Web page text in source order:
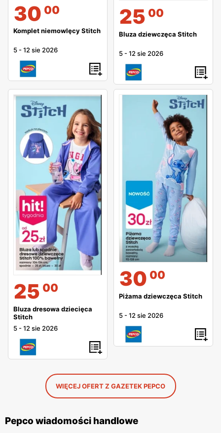
30 00
Komplet niemowlęcy Stitch
5 -12 sie 2026
25 00
Bluza dziewczęca Stitch
5 -12 sie 2026
25 00
Bluza dresowa dziecięca
Stitch
5 -12 sie 2026
30 00
Piżama dziewczęca Stitch
5 -12 sie 2026
WIĘCEJ OFERT Z GAZETEK PEPCO
Pepco wiadomości handlowe